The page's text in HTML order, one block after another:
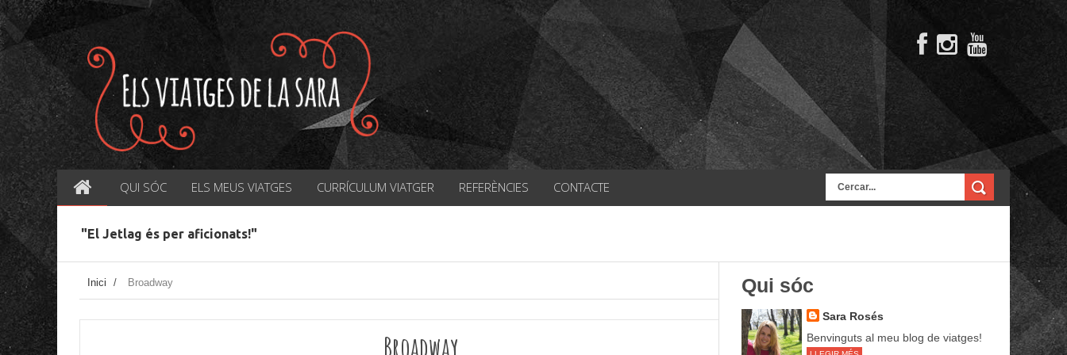
QUI SÓC ELS MEUS VIATGES CURRÍCULUM VIATGER REFERÈNCIES CONTACTE
"El Jetlag és per aficionats!"
Inici / Broadway
Broadway
Qui sóc
Sara Rosés
Benvinguts al meu blog de viatges!